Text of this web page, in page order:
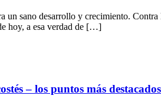
sano desarrollo y crecimiento.
hoy, a esa verdad de […]
– los puntos más